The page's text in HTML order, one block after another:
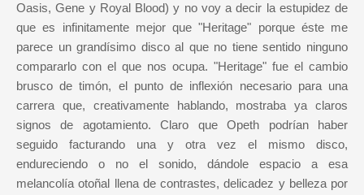
Oasis, Gene y Royal Blood) y no voy a decir la estupidez de
que es infinitamente mejor que "Heritage" porque éste me
parece un grandísimo disco al que no tiene sentido ninguno
compararlo con el que nos ocupa. "Heritage" fue el cambio
brusco de timón, el punto de inflexión necesario para una
carrera que, creativamente hablando, mostraba ya claros
signos de agotamiento. Claro que Opeth podrían haber
seguido facturando una y otra vez el mismo disco,
endureciendo o no el sonido, dándole espacio a esa
melancolía otoñal llena de contrastes, delicadez y belleza por